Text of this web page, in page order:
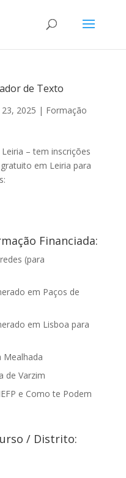
de Texto
23, 2025 | Formação
– tem inscrições
em Leiria para
Financiada:
(para
em Paços de
em Lisboa para
Mealhada
de Varzim
e Como te Podem
/ Distrito: